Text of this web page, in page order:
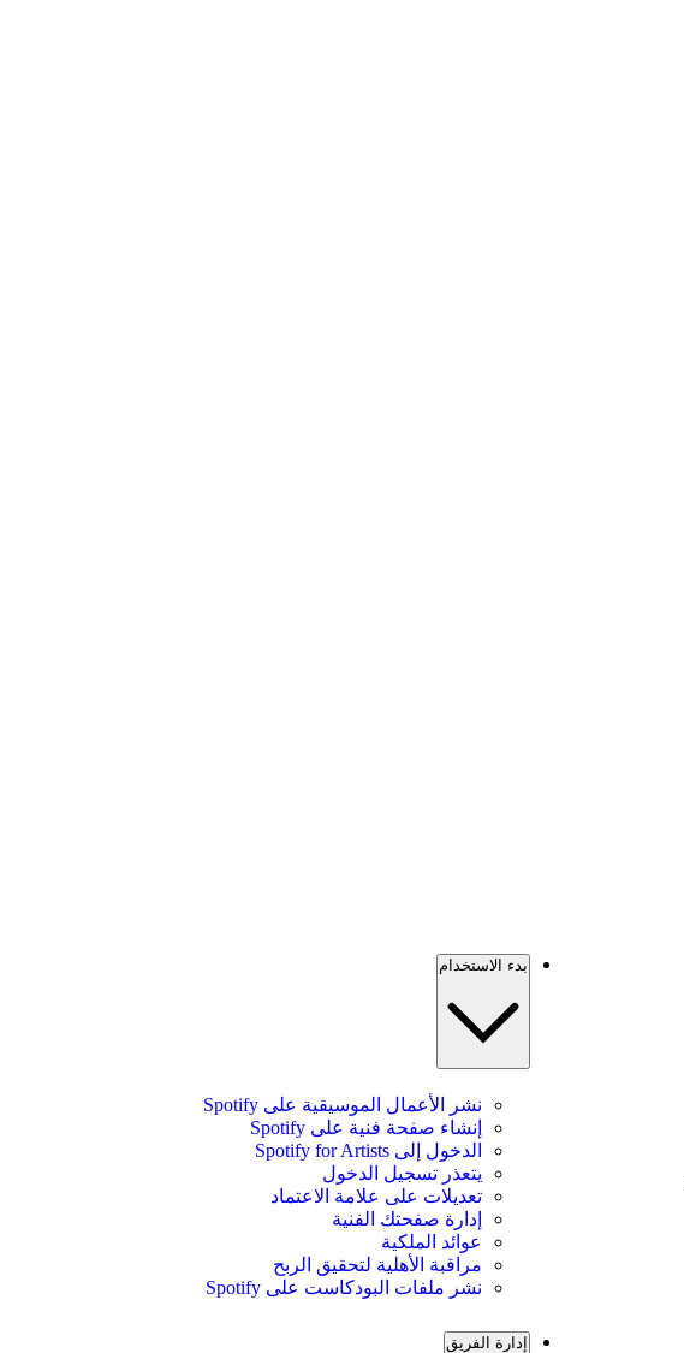
بدء الاستخدام
نشر الأعمال الموسيقية على Spotify
إنشاء صفحة فنية على Spotify
الدخول إلى Spotify for Artists
يتعذر تسجيل الدخول
تعديلات على علامة الاعتماد
إدارة صفحتك الفنية
عوائد الملكية
مراقبة الأهلية لتحقيق الربح
نشر ملفات البودكاست على Spotify
إدارة الفريق